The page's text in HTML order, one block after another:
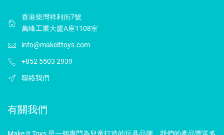
香港柴灣祥利街7號
萬峰工業大廈A座1108室
info@makeittoys.com
+852 5503 2939
聯絡我們
有關我們